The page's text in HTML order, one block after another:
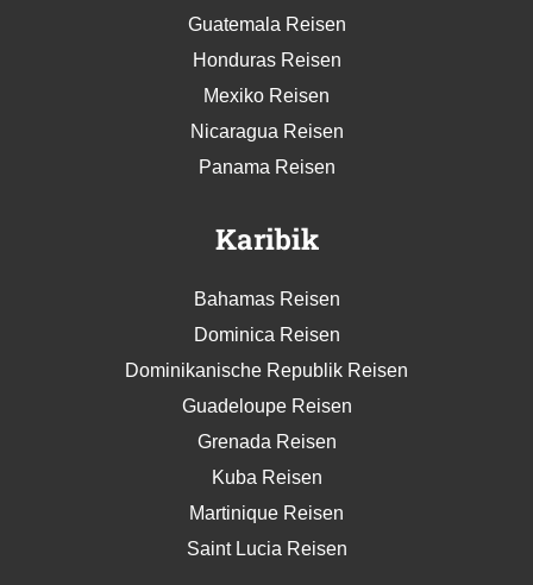
Guatemala Reisen
Honduras Reisen
Mexiko Reisen
Nicaragua Reisen
Panama Reisen
Karibik
Bahamas Reisen
Dominica Reisen
Dominikanische Republik Reisen
Guadeloupe Reisen
Grenada Reisen
Kuba Reisen
Martinique Reisen
Saint Lucia Reisen